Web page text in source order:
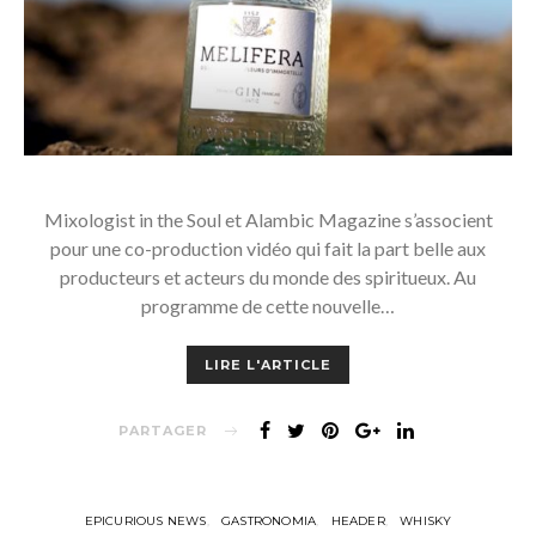
Mixologist in the Soul et Alambic Magazine s’associent
pour une co-production vidéo qui fait la part belle aux
producteurs et acteurs du monde des spiritueux. Au
programme de cette nouvelle…
LIRE L'ARTICLE
PARTAGER
EPICURIOUS NEWS GASTRONOMIA HEADER WHISKY